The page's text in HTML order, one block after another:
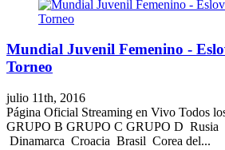
Mundial Juvenil Femenino -
Torneo
julio 11th, 2016
Página Oficial Streaming en Vivo Todos
GRUPO B GRUPO C GRUPO D Rusia
Dinamarca Croacia Brasil Corea del...